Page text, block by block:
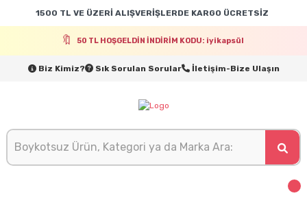
1500 TL VE ÜZERİ ALIŞVERİŞLERDE KARGO ÜCRETSİZ
50 TL HOŞGELDİN İNDİRİM KODU: iyikapsül
Biz Kimiz? Sık Sorulan Sorular İletişim-Bize Ulaşın